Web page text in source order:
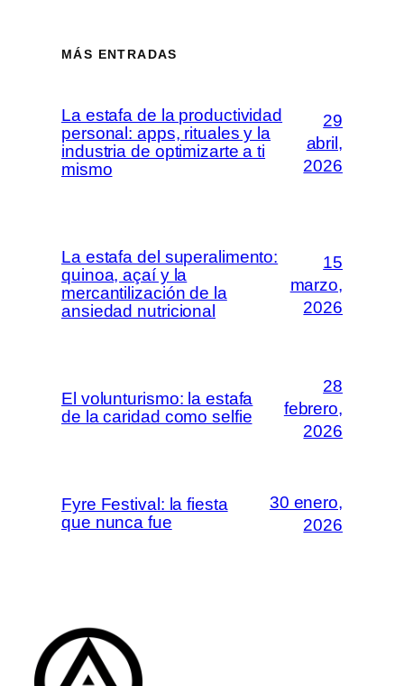
MÁS ENTRADAS
La estafa de la productividad
personal: apps, rituales y la
industria de optimizarte a ti
mismo
29
abril,
2026
La estafa del superalimento:
quinoa, açaí y la
mercantilización de la
ansiedad nutricional
15
marzo,
2026
El volunturismo: la estafa
de la caridad como selfie
28
febrero,
2026
Fyre Festival: la fiesta
que nunca fue
30 enero,
2026